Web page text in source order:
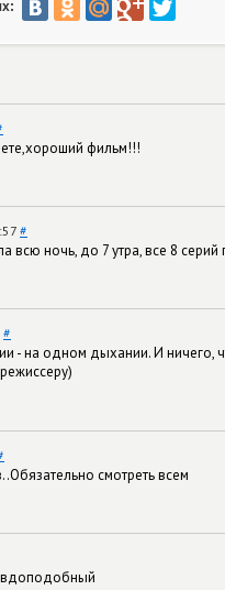
фильм!!!
#
всю ночь, до 7 утра, все 8
#
- на одном дыхании. И ничего,
смотреть всем